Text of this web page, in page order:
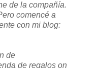
de la compañía.
comencé a
con mi blog:
de
de regalos on